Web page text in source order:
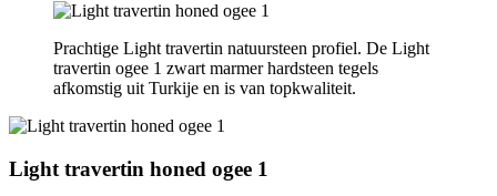
Prachtige Light travertin natuursteen profiel. De Light
travertin ogee 1 zwart marmer hardsteen tegels
afkomstig uit Turkije en is van topkwaliteit.
Light travertin honed ogee 1